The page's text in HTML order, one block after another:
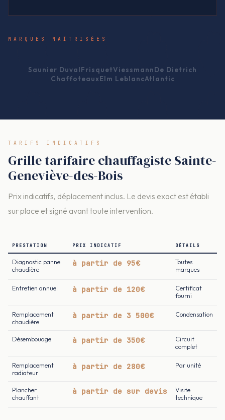
MARQUES MAÎTRISÉES
Saunier DuvalFrisquetViessmannDe Dietrich
ChaffoteauxElm LeblancAtlantic
TARIFS INDICATIFS
Grille tarifaire chauffagiste Sainte-
Geneviève-des-Bois
Prix indicatifs, déplacement inclus. Le devis exact est établi
sur place et signé avant toute intervention.
PRESTATION PRIX INDICATIF DÉTAILS
Diagnostic panne
chaudière
à partir de 95€
Toutes
marques
Entretien annuel à partir de 120€
Certificat
fourni
Remplacement
chaudière
à partir de 3 500€ Condensation
Désembouage à partir de 350€
Circuit
complet
Remplacement
radiateur
à partir de 280€ Par unité
Plancher
chauffant
à partir de sur devis
Visite
technique